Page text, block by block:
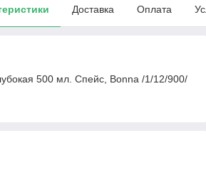
Доставка Оплата
500 мл. Спейс, Bonna /1/12/900/